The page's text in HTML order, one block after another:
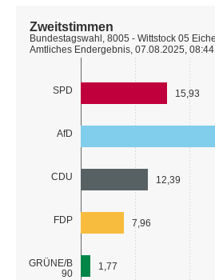
SPD
AfD
CDU
FDP
GRÜNE/B
90
15,93
12,39
7,96
1,77
Zweitstimmen
Bundestagswahl, 8005 - Wittstock 05
Amtliches Endergebnis, 07.08.2025,